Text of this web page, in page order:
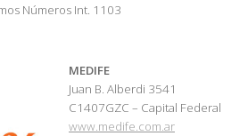
Números Int. 1103
MEDIFE
Juan B. Alberdi 3541
C1407GZC – Capital Federal
www.medife.com.ar